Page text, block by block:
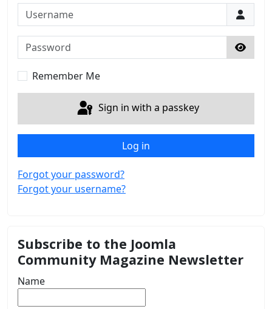
Username
Password
Show
Remember Me
Sign in with a passkey
Log in
Forgot your password?
Forgot your username?
Subscribe to the Joomla
Community Magazine Newsletter
Name